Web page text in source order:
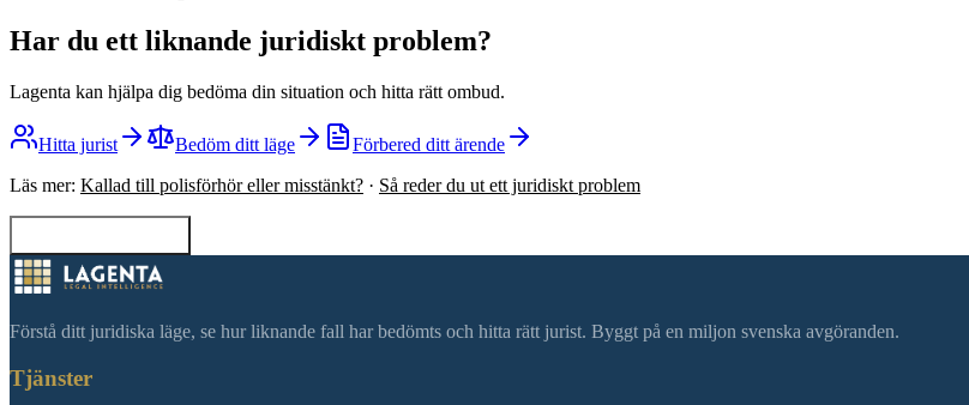
Har du ett liknande juridiskt problem?
Lagenta kan hjälpa dig bedöma din situation och hitta rätt ombud.
Hitta jurist Bedöm ditt läge
Förbered ditt ärende
Läs mer: Kallad till polisförhör eller misstänkt? · Så reder du ut ett juridiskt problem
Förstå ditt juridiska läge, se hur liknande fall har bedömts och hitta rätt jurist. Byggt på en miljon svenska avgöranden.
Tjänster